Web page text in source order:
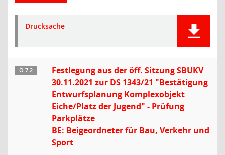
Drucksache
Ö 7.2
Festlegung aus der öff. Sitzung SBUKV
30.11.2021 zur DS 1343/21 "Bestätigung
Entwurfsplanung Komplexobjekt
Eiche/Platz der Jugend" - Prüfung
Parkplätze
BE: Beigeordneter für Bau, Verkehr und
Sport